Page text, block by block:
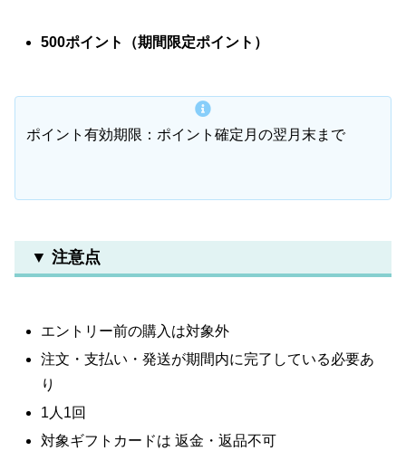
500ポイント（期間限定ポイント）
ポイント有効期限：ポイント確定月の翌月末まで
▼ 注意点
エントリー前の購入は対象外
注文・支払い・発送が期間内に完了している必要あ
り
1人1回
対象ギフトカードは 返金・返品不可